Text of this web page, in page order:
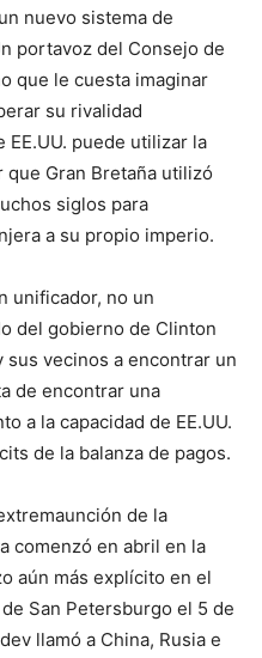
nuevo sistema de
portavoz del Consejo de
que le cuesta imaginar
su rivalidad
puede utilizar la
Gran Bretaña utilizó
siglos para
a su propio imperio.
unificador, no un
del gobierno de Clinton
sus vecinos a encontrar un
de encontrar una
a la capacidad de EE.UU.
de la balanza de pagos.
de la
comenzó en abril en la
aún más explícito en el
San Petersburgo el 5 de
llamó a China, Rusia e